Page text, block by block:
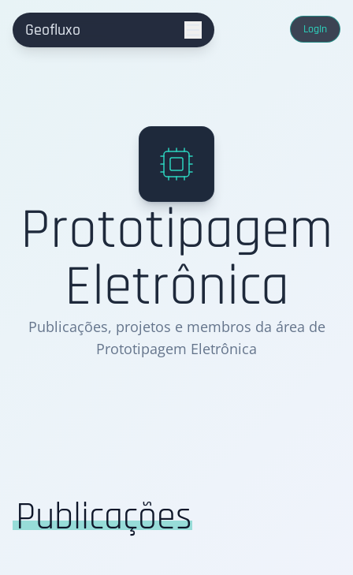
LogIn
Geofluxo
Prototipagem
Eletrônica
Publicações, projetos e membros da área de
Prototipagem Eletrônica
Publicações